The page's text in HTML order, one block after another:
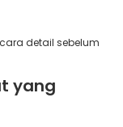
detail sebelum
yang